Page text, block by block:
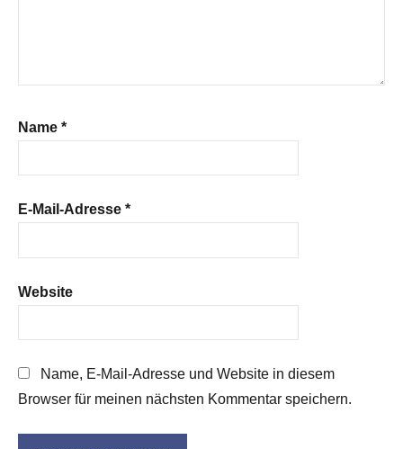
Name *
E-Mail-Adresse *
Website
Name, E-Mail-Adresse und Website in diesem
Browser für meinen nächsten Kommentar speichern.